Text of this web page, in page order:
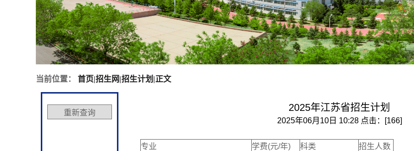
当前位置： 首页|招生网|招生计划 |正文
2025年江苏省招生计划
2025年06月10日 10:28 点击：[166]
专业 学费(元/年) 科类
招生人数